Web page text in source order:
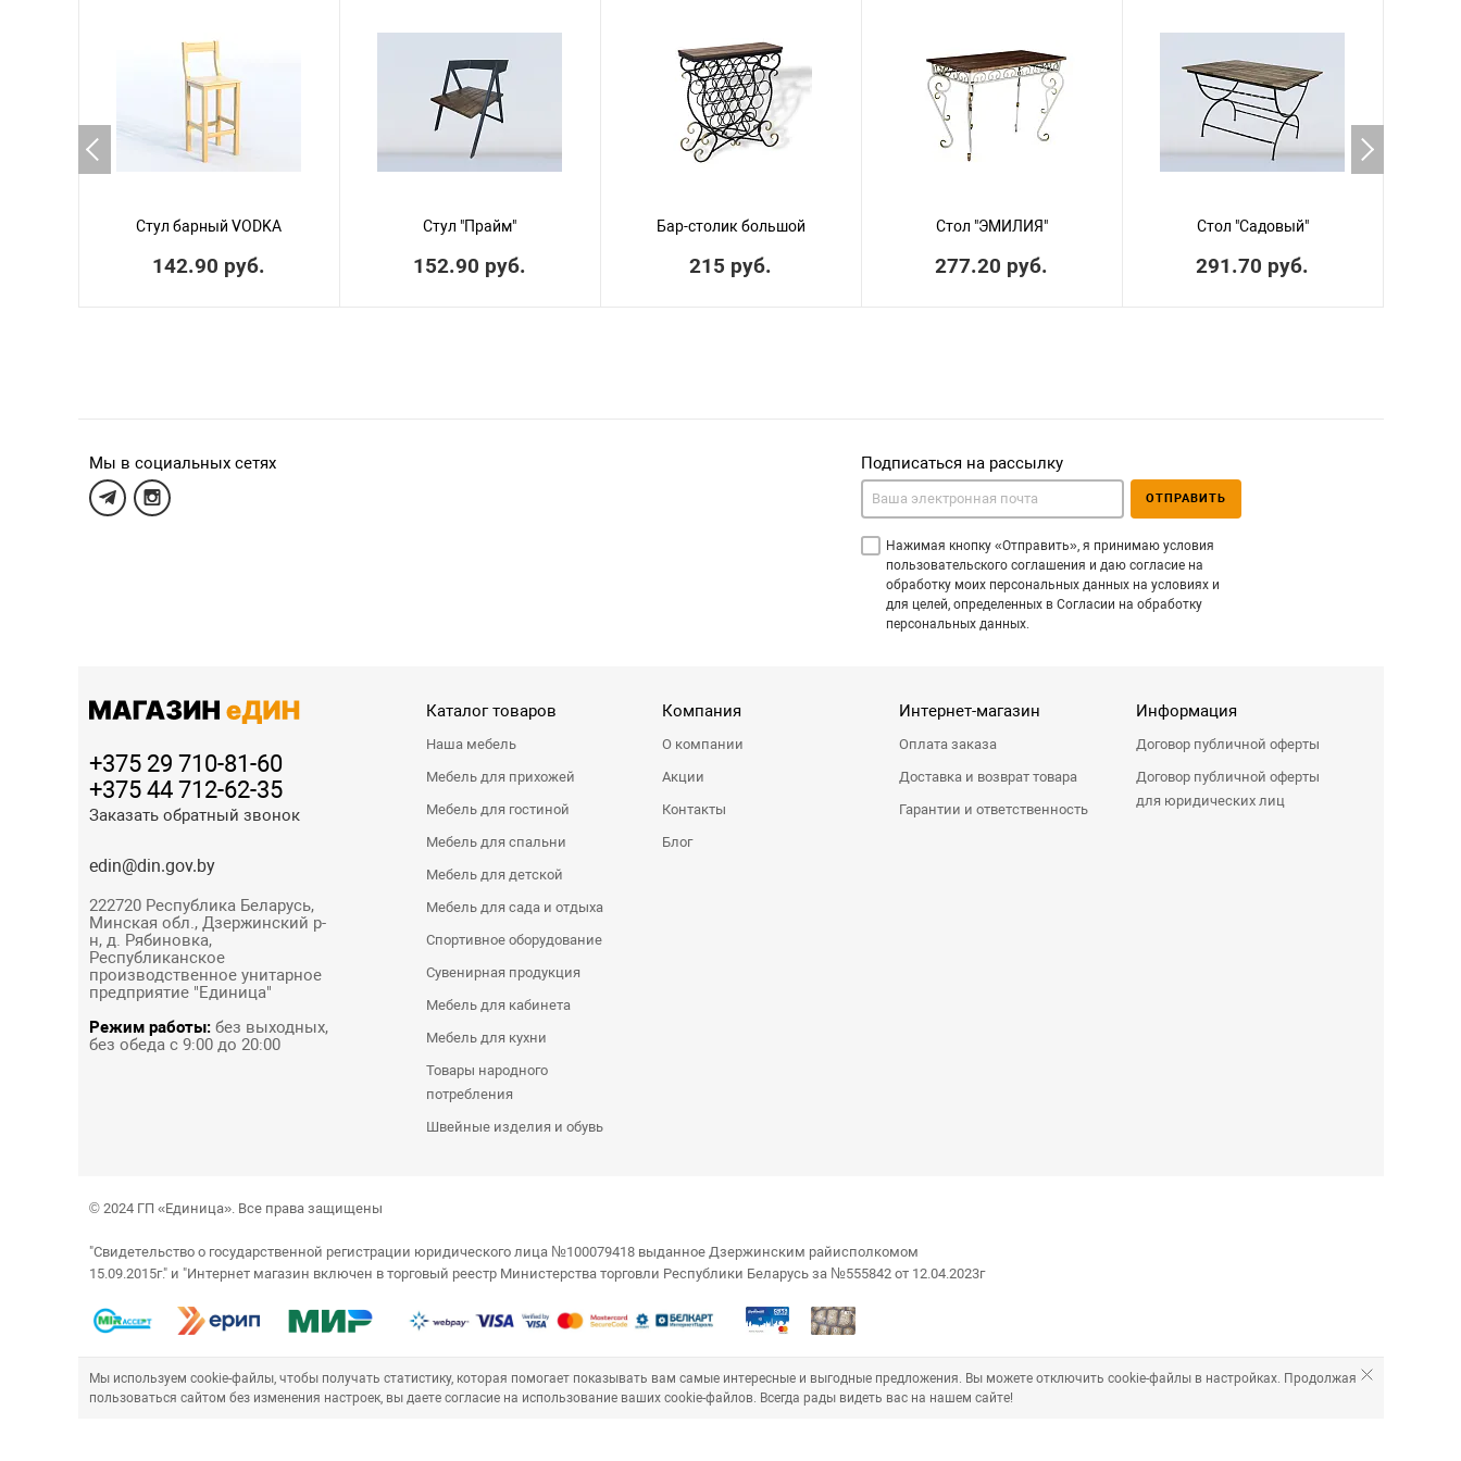
Стул барный VODKA
142.90 руб.
Стул "Прайм"
152.90 руб.
Бар-столик большой
215 руб.
Стол "ЭМИЛИЯ"
277.20 руб.
Стол "Садовый"
291.70 руб.
Мы в социальных сетях Подписаться на рассылку
Нажимая кнопку «Отправить», я принимаю условия
пользовательского соглашения и даю согласие на
обработку моих персональных данных на условиях и
для целей, определенных в Согласии на обработку
персональных данных.
ОТПРАВИТЬ
+375 29 710-81-60
+375 44 712-62-35
Заказать обратный звонок
edin@din.gov.by
222720 Республика Беларусь,
Минская обл., Дзержинский р-
н, д. Рябиновка,
Республиканское
производственное унитарное
предприятие "Единица"
Режим работы:без выходных,
без обеда с 9:00 до 20:00
Каталог товаров
Наша мебель
Мебель для прихожей
Мебель для гостиной
Мебель для спальни
Мебель для детской
Мебель для сада и отдыха
Спортивное оборудование
Сувенирная продукция
Мебель для кабинета
Мебель для кухни
Товары народного
потребления
Швейные изделия и обувь
Компания
О компании
Акции
Контакты
Блог
Интернет-магазин
Оплата заказа
Доставка и возврат товара
Гарантии и ответственность
Информация
Договор публичной оферты
Договор публичной оферты
для юридических лиц
© 2024 ГП «Единица». Все права защищены
"Свидетельство о государственной регистрации юридического лица №100079418 выданное Дзержинским райисполкомом
15.09.2015г." и "Интернет магазин включен в торговый реестр Министерства торговли Республики Беларусь за №555842 от 12.04.2023г
Мы используем cookie-файлы, чтобы получать статистику, которая помогает показывать вам самые интересные и выгодные предложения. Вы можете отключить cookie-файлы в настройках. Продолжая
пользоваться сайтом без изменения настроек, вы даете согласие на использование ваших cookie-файлов. Всегда рады видеть вас на нашем сайте!